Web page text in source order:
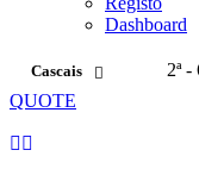
Dashboard
Cascais 2ª
QUOTE